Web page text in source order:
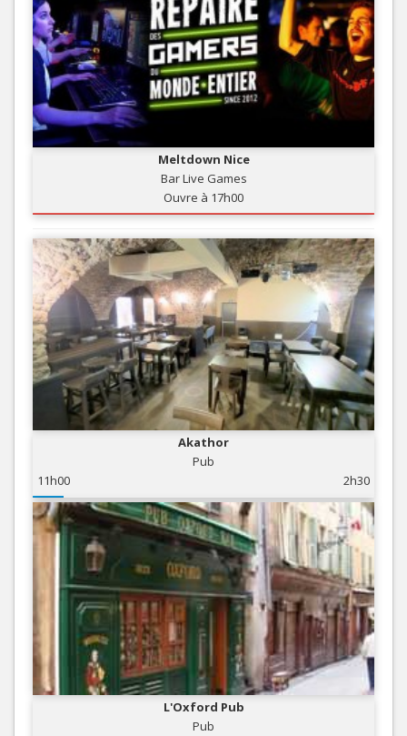
Meltdown Nice
Bar Live Games
Ouvre à 17h00
Akathor
Pub
11h00
2h30
L'Oxford Pub
Pub